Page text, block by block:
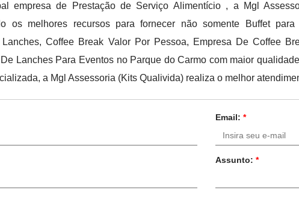
empresa de Prestação de Serviço Alimentício , a Mgl
os melhores recursos para fornecer não somente Buffet para
Coffee Break Valor Por Pessoa, Empresa De Coffee
Lanches Para Eventos no Parque do Carmo com maior
a Mgl Assessoria (Kits Qualivida) realiza o melhor
Email: *
Assunto: *